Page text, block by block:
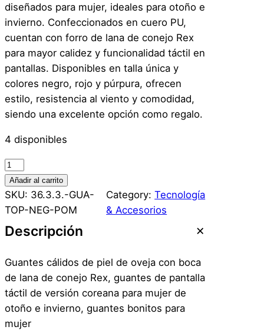
diseñados para mujer, ideales para otoño e
invierno. Confeccionados en cuero PU,
cuentan con forro de lana de conejo Rex
para mayor calidez y funcionalidad táctil en
pantallas. Disponibles en talla única y
colores negro, rojo y púrpura, ofrecen
estilo, resistencia al viento y comodidad,
siendo una excelente opción como regalo.
4 disponibles
G
u
a
n
t
s
D
Añadir al carrito
SKU: 36.3.3.-GUA-
TOP-NEG-POM
Category:Tecnología
& Accesorios
Descripción
Guantes cálidos de piel de oveja con boca
de lana de conejo Rex, guantes de pantalla
táctil de versión coreana para mujer de
otoño e invierno, guantes bonitos para
mujer